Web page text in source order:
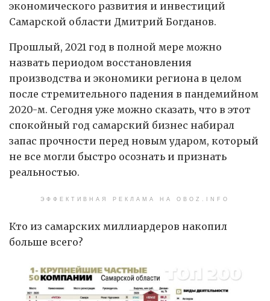
экономического развития и инвестиций
Самарской области Дмитрий Богданов.
Прошлый, 2021 год в полной мере можно
назвать периодом восстановления
производства и экономики региона в целом
после стремительного падения в пандемийном
2020-м. Сегодня уже можно сказать, что в этот
спокойный год самарский бизнес набирал
запас прочности перед новым ударом, который
не все могли быстро осознать и признать
реальностью.
ЭФФЕКТИВНАЯ РЕКЛАМА НА OBOZ.INFO
Кто из самарских миллиардеров накопил
больше всего?